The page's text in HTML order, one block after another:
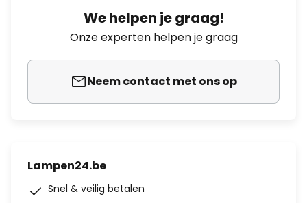
We helpen je graag!
Onze experten helpen je graag
Neem contact met ons op
Lampen24.be
Snel & veilig betalen